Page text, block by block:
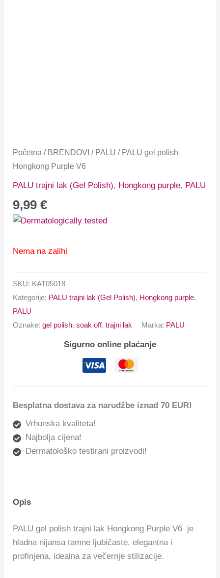
Početna / BRENDOVI / PALU / PALU gel polish
Hongkong Purple V6
PALU trajni lak (Gel Polish), Hongkong purple, PALU
9,99€
Nema na zalihi
SKU: KAT05018
Kategorije: PALU trajni lak (Gel Polish), Hongkong purple,
PALU
Oznake:gel polish,soak off,trajni lak Marka: PALU
Sigurno online plaćanje
Besplatna dostava za narudžbe iznad 70 EUR!
Vrhunska kvaliteta!
Najbolja cijena!
Dermatološko testirani proizvodi!
Opis
PALU gel polish trajni lak Hongkong Purple V6 je
hladna nijansa tamne ljubičaste, elegantna i
profinjena, idealna za večernje stilizacije.